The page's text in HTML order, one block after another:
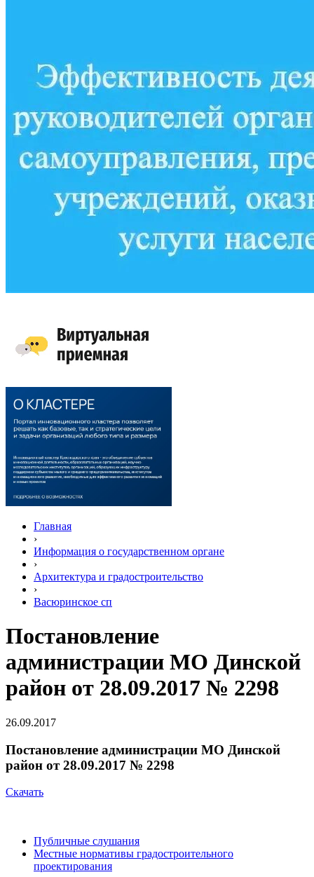
Главная
›
Информация о государственном органе
›
Архитектура и градостроительство
›
Васюринское сп
Постановление
администрации МО Динской
район от 28.09.2017 № 2298
26.09.2017
Постановление администрации МО Динской
район от 28.09.2017 № 2298
Скачать
Публичные слушания
Местные нормативы градостроительного
проектирования